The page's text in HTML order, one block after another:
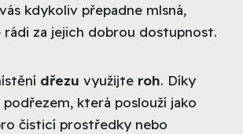
kdykoliv přepadne mlsná,
rádi za jejich dobrou dostupnost.
dřezu využijte roh. Díky
podřezem, která poslouží jako
čisticí prostředky nebo